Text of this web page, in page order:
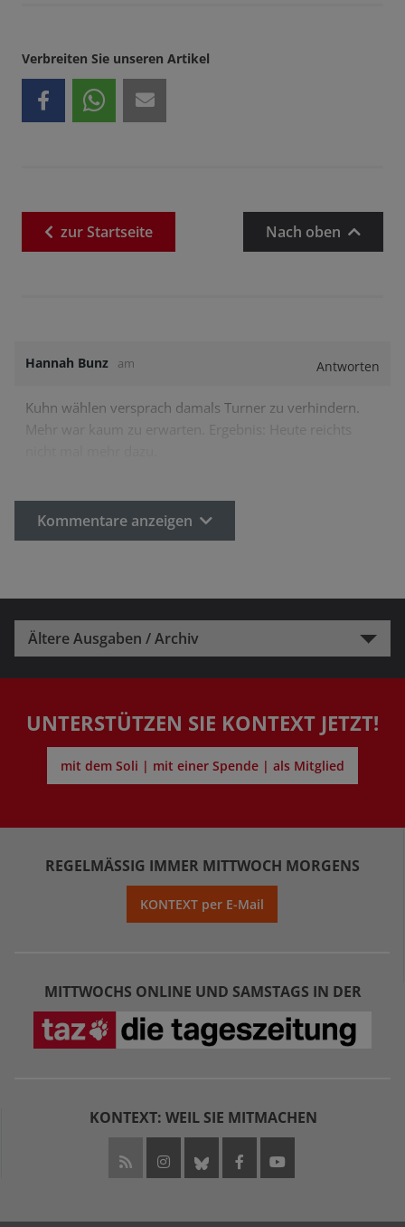
Verbreiten Sie unseren Artikel
zurStartseite Nach oben
Hannah Bunz am Antworten
Kuhn wählen versprach damals Turner zu verhindern.
Mehr war kaum zu erwarten. Ergebnis: Heute reichts
Kommentare anzeigen
Ältere Ausgaben / Archiv
UNTERSTÜTZEN SIE KONTEXT JETZT!
mit dem Soli | mit einer Spende | als Mitglied
REGELMÄSSIG IMMER MITTWOCH MORGENS
KONTEXT per E-Mail
MITTWOCHS ONLINE UND SAMSTAGS IN DER
KONTEXT: WEIL SIE MITMACHEN